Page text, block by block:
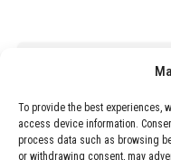
To provide the best experiences,
access device information.
process data such as browsing
or withdrawing consent, may